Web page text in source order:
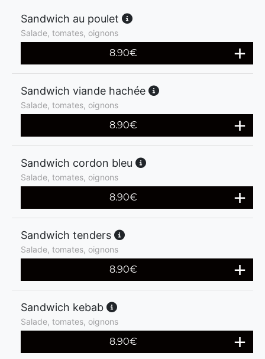
Sandwich au poulet
Salade, tomates, oignons
8.90€
Sandwich viande hachée
Salade, tomates, oignons
8.90€
Sandwich cordon bleu
Salade, tomates, oignons
8.90€
Sandwich tenders
Salade, tomates, oignons
8.90€
Sandwich kebab
Salade, tomates, oignons
8.90€